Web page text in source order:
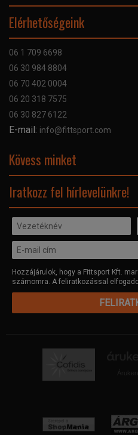
Bankkártyás fizetés
Adatvédelmi nyilatkozat
Elérhetőségeink
06 1 709 6698
06 30 984 8804
06 70 402 0004
06 20 318 7575
06 30 827 6122
E-mail: info@fittsport.com
Kövess minket
Iratkozz fel hírlevelünkre!
Hozzájárulok, hogy a Fittsport Kft.
számomra. A feliratkozással